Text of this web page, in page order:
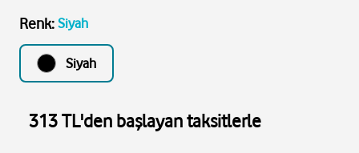
Renk: Siyah
Siyah
313 TL'den başlayan taksitlerle